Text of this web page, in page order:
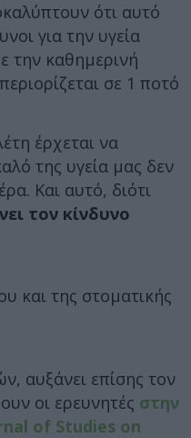
ότι αυτό
για την υγεία
την καθημερινή
σε 1 ποτό
έρχεται να
της υγεία μας δεν
Και αυτό, διότι
τον κίνδυνο
και της στοματικής
αυξάνει επίσης τον
οι ερευνητές στην
of Studies on